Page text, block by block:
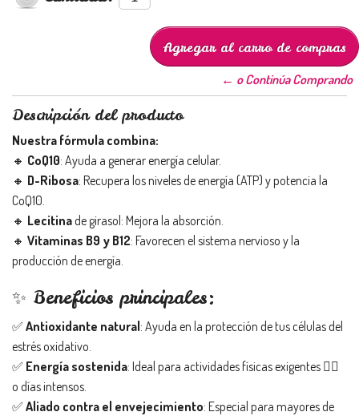
← o Continúa Comprando
Descripción del producto
Nuestra fórmula combina:
🔸 CoQ10: Ayuda a generar energía celular.
🔸 D-Ribosa: Recupera los niveles de energía (ATP) y potencia la
CoQ10.
🔸 Lecitinade girasol: Mejora la absorción.
🔸 Vitaminas B9 y B12: Favorecen el sistema nervioso y la
producción de energía.
✨ Beneficios principales:
✅ Antioxidante natural: Ayuda en la protección de tus células del
estrés oxidativo.
✅ Energía sostenida: Ideal para actividades físicas exigentes 🏋️‍♂️
o días intensos.
✅ Aliado contra el envejecimiento: Especial para mayores de